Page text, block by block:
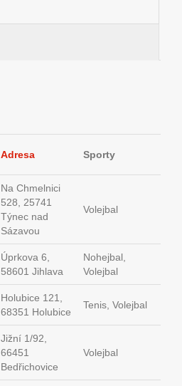
Adresa Sporty
Na Chmelnici
528, 25741
Týnec nad
Sázavou
Volejbal
Úprkova 6,
58601 Jihlava
Nohejbal,
Volejbal
Holubice 121,
68351 Holubice
Tenis, Volejbal
Jižní 1/92,
66451
Bedřichovice
Volejbal